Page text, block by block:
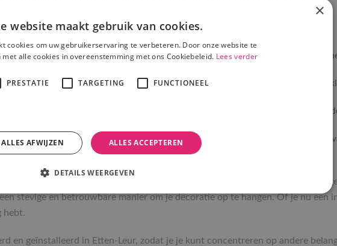
van voile creëert een luchtige en verfijnde uitstraling, perfect voor
een verscheidenheid aan decoratieve toepassingen, zoals
type evenement.
lichtinval door, wat zorgt voor een warme en uitnodigende ambiance
bij andere kleuren en stijlen, waardoor ze ideaal zijn voor het aanvullen
collectie van pipe & drape-systemen die perfect zijn voor het
stevige en betrouwbare manier om je decoratie op te hangen. Of je nu een
hebt.
en geïnstalleerd in Etten-Leur, zodat je je kunt concentreren op andere
×
website maakt gebruik van cookies.
cookies om uw gebruikerservaring te verbeteren. Door onze website te
alle cookies in overeenstemming met ons Cookiebeleid. Lees verder
PRESTATIE TARGETING FUNCTIONEEL
ALLES ACCEPTEREN
ALLES AFWIJZEN
DETAILS WEERGEVEN